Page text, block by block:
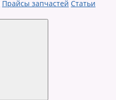
Прайсы запчастей Статьи